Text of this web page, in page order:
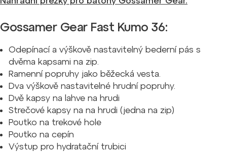
Gossamer Gear Fast Kumo 36:
Odepínací a výškově nastavitelný bederní pás s
dvěma kapsami na zip.
Ramenní popruhy jako běžecká vesta.
Dva výškově nastavitelné hrudní popruhy.
Dvě kapsy na lahve na hrudi
Strečové kapsy na na hrudi (jedna na zip)
Poutko na trekové hole
Poutko na cepín
Výstup pro hydratační trubici